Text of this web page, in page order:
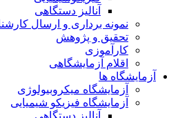
آنالیز دستگاهی
نمونه برداری و ارسال
تحقیق و پژوهش
کارآموزی
اقلام آزمایشگاهی
آزمایشگاه ها
آزمایشگاه میکروبیولوژی
آزمایشگاه فیزیکو شیمیایی